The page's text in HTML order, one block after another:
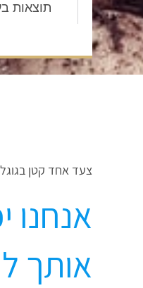
תוצאות
צעד אחד קטן
אנחנו
אותך